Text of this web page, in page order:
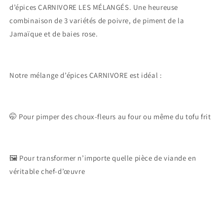
d’épices CARNIVORE LES MÉLANGÉS. Une heureuse
combinaison de 3 variétés de poivre, de piment de la
Jamaïque et de baies rose.
Notre mélange d’épices CARNIVORE est idéal :
🤭 Pour pimper des choux-fleurs au four ou même du tofu frit
🖼️ Pour transformer n’importe quelle pièce de viande en
véritable chef-d’œuvre